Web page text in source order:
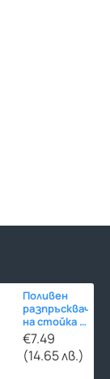
Поливен
разпръсквач
на стойка -
въртящ
€7.49
(14.65 лв.)